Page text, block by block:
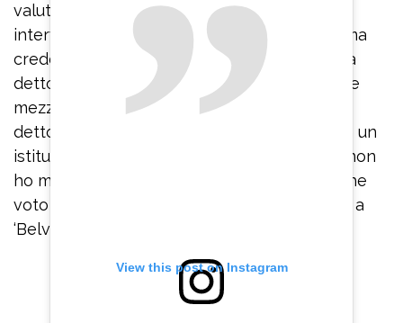
valutato in maniera intelligente l’idea di farsi
intervistare da me perché poteva aiutarlo, ma
credo che abbia avuto voglia di aprirsi. Mi ha
detto: ‘Io temo le donne dominanti. A 3 anni e
mezzo ho avuto un trauma, mia madre mi ha
detto ti porto alle giostre, e mi ha portato in un
istituto dove mi ha lasciato per anni, quindi non
ho mai fatto pace con la figura femminile’. Che
voto gli do? Zero per come si è comportato a
‘Belve’, 10 per l’onestà dell’intervista”.
View this post on Instagram